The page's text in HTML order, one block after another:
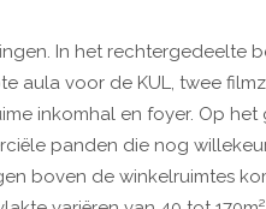
In het rechtergedeelte
aula voor de KUL, twee
inkomhal en foyer. Op
panden die nog
boven de winkelruimtes